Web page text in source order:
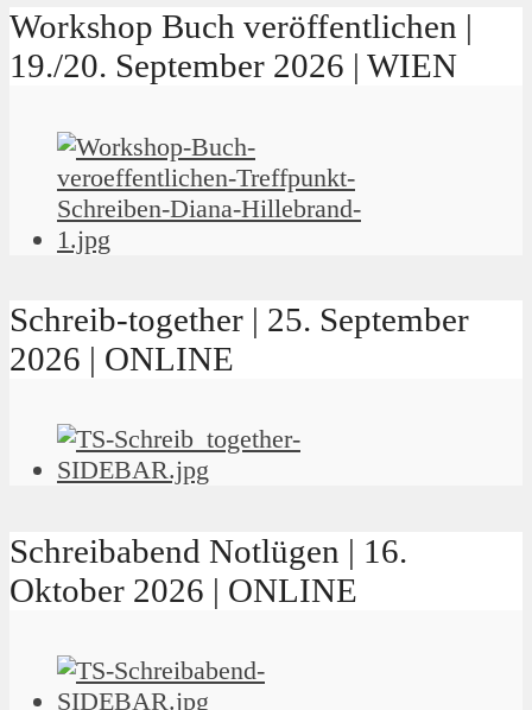
Workshop Buch veröffentlichen |
19./20. September 2026 | WIEN
Schreib-together | 25. September
2026 | ONLINE
Schreibabend Notlügen | 16.
Oktober 2026 | ONLINE